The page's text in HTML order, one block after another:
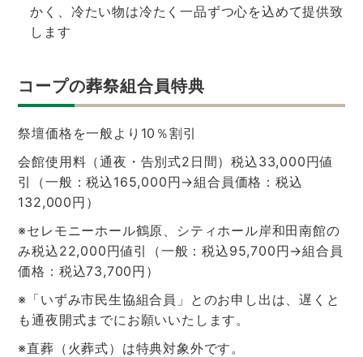
かく、冷たい物は冷たく一品ずつ心を込めて提供致
します
コープの葬祭組合員特典
祭壇価格を一般より10％割引
会館使用料（通夜・告別式2日間）税込33,000円値
引（一般：税込165,000円→組合員価格：税込
132,000円）
※セレモニーホール鶴原、シティホール岸和田南館の
み税込22,000円値引（一般：税込95,700円→組合員
価格：税込73,700円）
※「いずみ市民生協組合員」とのお申し出は、遅くと
も通夜開式までにお願いいたします。
※直葬（火葬式）は特典対象外です。